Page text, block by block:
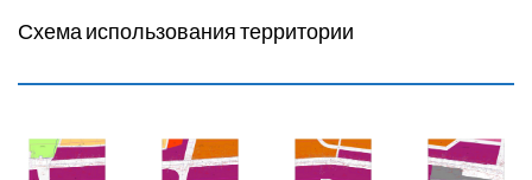
Схема использования территории